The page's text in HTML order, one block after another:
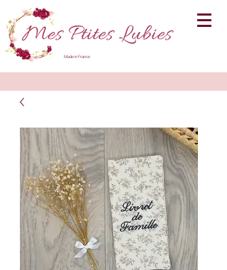
Made in France